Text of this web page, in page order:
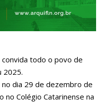
todo o povo de
2025.
dia 29 de dezembro de
no Colégio Catarinense na